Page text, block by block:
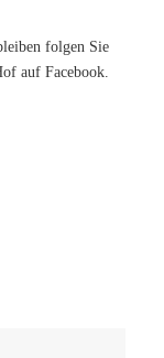
folgen Sie
auf Facebook.